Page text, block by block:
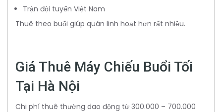
Trận đội tuyển Việt Nam
Thuê theo buổi giúp quán linh hoạt hơn rất nhiều.
Giá Thuê Máy Chiếu Buổi Tối
Tại Hà Nội
Chi phí thuê thường dao động từ 300.000 – 700.000